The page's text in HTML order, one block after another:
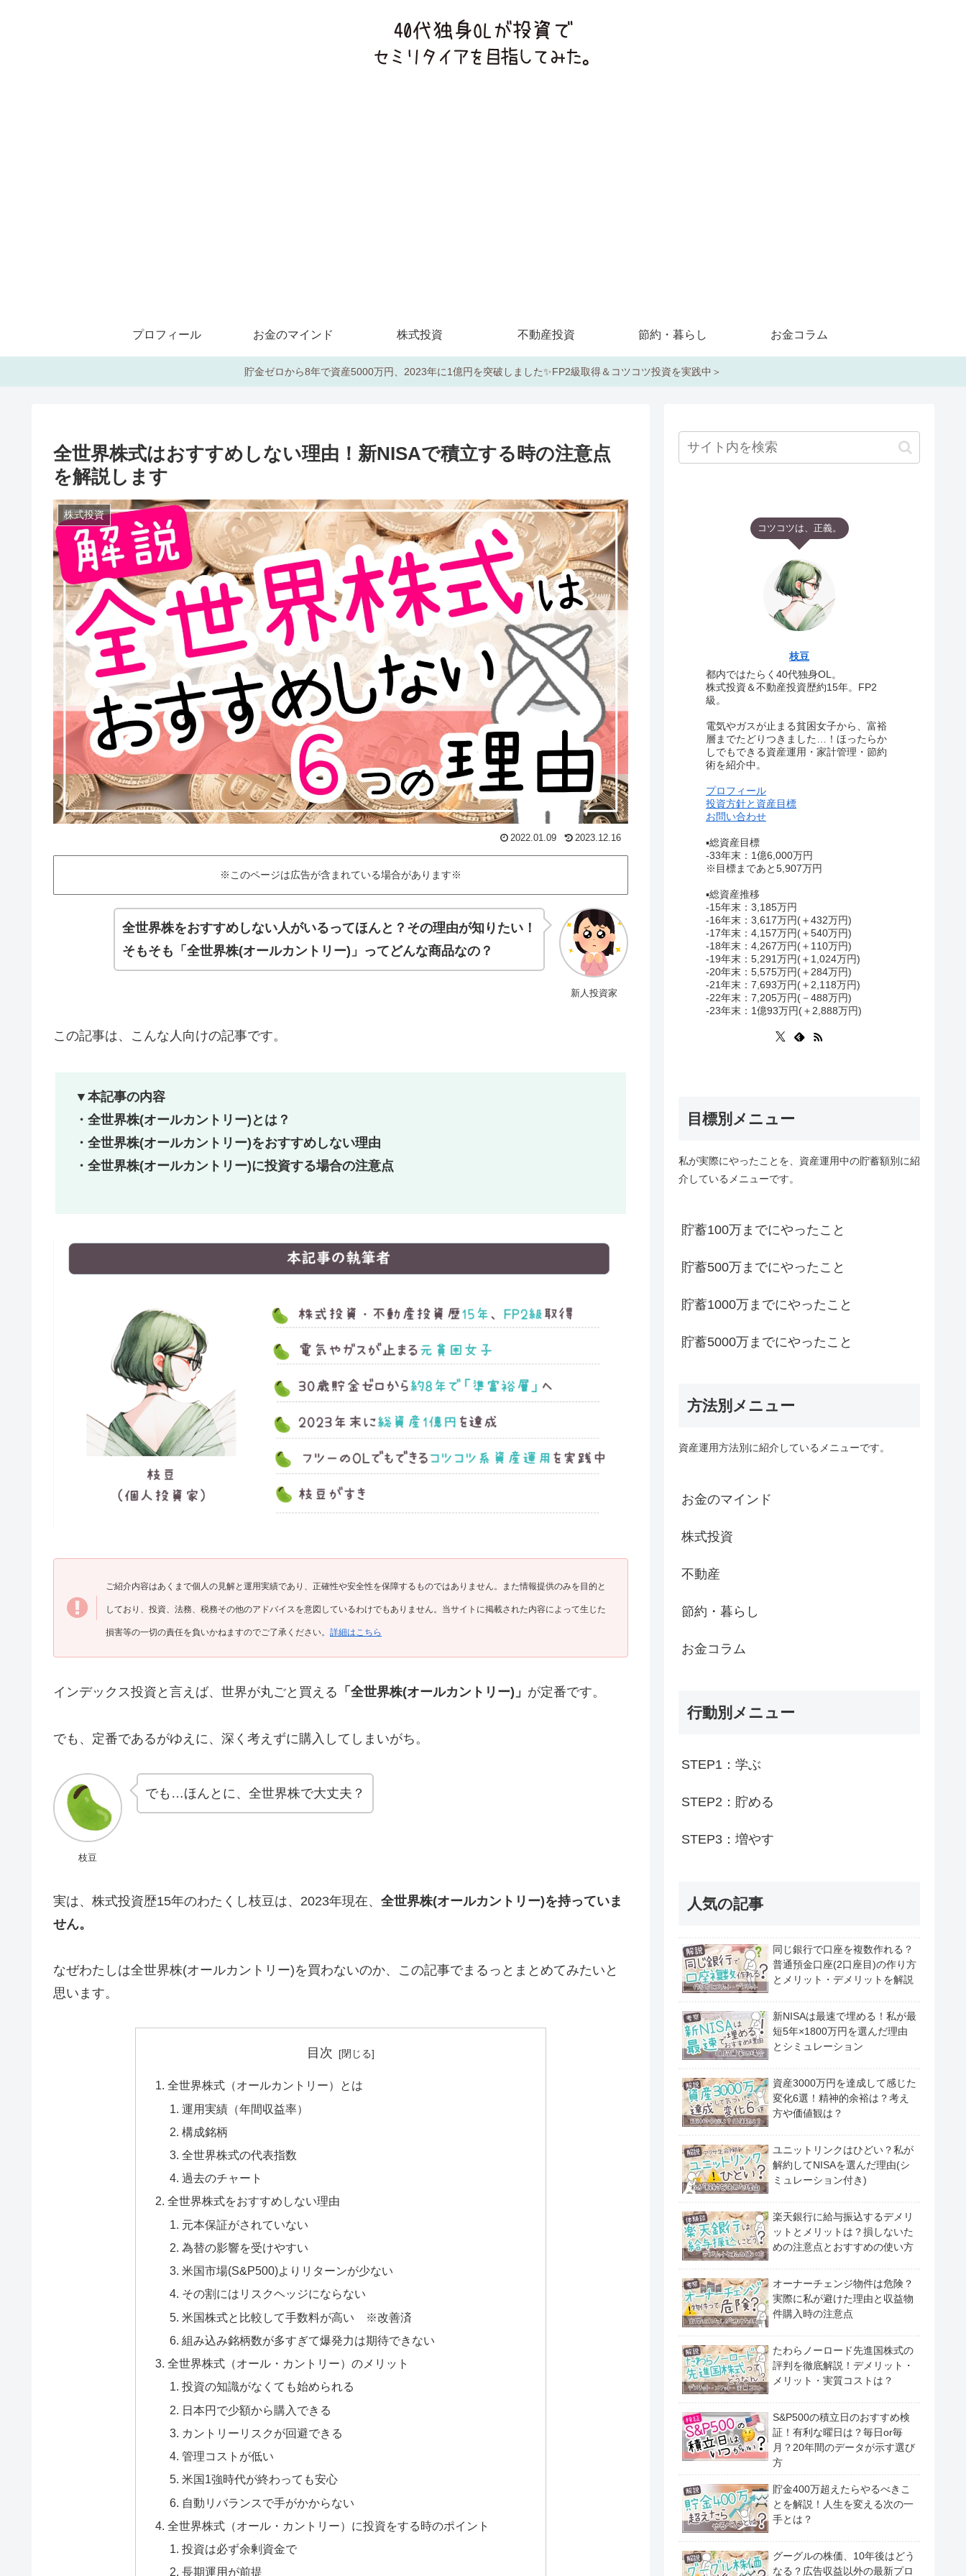
プロフィール お金のマインド 株式投資 不動産投資 節約・暮らし お金コラム
貯金ゼロから8年で資産5000万円、2023年に1億円を突破しました✨FP2級取得＆コツコツ投資を実践中＞
全世界株式はおすすめしない理由！新NISAで積立する時の注意点
を解説します
株式投資
2022.01.09 2023.12.16
※このページは広告が含まれている場合があります※
新人投資家
全世界株をおすすめしない人がいるってほんと？その理由が知りたい！
そもそも「全世界株(オールカントリー)」ってどんな商品なの？
この記事は、こんな人向けの記事です。
▼本記事の内容
・全世界株(オールカントリー)とは？
・全世界株(オールカントリー)をおすすめしない理由
・全世界株(オールカントリー)に投資する場合の注意点
ご紹介内容はあくまで個人の見解と運用実績であり、正確性や安全性を保障するものではありません。また情報提供のみを目的と
しており、投資、法務、税務その他のアドバイスを意図しているわけでもありません。当サイトに掲載された内容によって生じた
損害等の一切の責任を負いかねますのでご了承ください。 詳細はこちら
インデックス投資と言えば、世界が丸ごと買える 「全世界株(オールカントリー)」 が定番です。
でも、定番であるがゆえに、深く考えずに購入してしまいがち。
枝豆
でも…ほんとに、全世界株で大丈夫？
実は、株式投資歴15年のわたくし枝豆は、2023年現在、 全世界株(オールカントリー)を持っていま
せん。
なぜわたしは全世界株(オールカントリー)を買わないのか、この記事でまるっとまとめてみたいと
思います。
目次
全世界株式（オールカントリー）とは
運用実績（年間収益率）
構成銘柄
全世界株式の代表指数
過去のチャート
全世界株式をおすすめしない理由
元本保証がされていない
為替の影響を受けやすい
米国市場(S&P500)よりリターンが少ない
その割にはリスクヘッジにならない
米国株式と比較して手数料が高い ※改善済
組み込み銘柄数が多すぎて爆発力は期待できない
全世界株式（オール・カントリー）のメリット
投資の知識がなくても始められる
日本円で少額から購入できる
カントリーリスクが回避できる
管理コストが低い
米国1強時代が終わっても安心
自動リバランスで手がかからない
全世界株式（オール・カントリー）に投資をする時のポイント
投資は必ず余剰資金で
長期運用が前提
コツコツは、正義。
枝豆
都内ではたらく40代独身OL。
株式投資＆不動産投資歴約15年。FP2
級。
電気やガスが止まる貧困女子から、富裕
層までたどりつきました…！ほったらか
しでもできる資産運用・家計管理・節約
術を紹介中。
プロフィール
投資方針と資産目標
お問い合わせ
▪総資産目標
-33年末：1億6,000万円
※目標まであと5,907万円
▪総資産推移
-15年末：3,185万円
-16年末：3,617万円(＋432万円)
-17年末：4,157万円(＋540万円)
-18年末：4,267万円(＋110万円)
-19年末：5,291万円(＋1,024万円)
-20年末：5,575万円(＋284万円)
-21年末：7,693万円(＋2,118万円)
-22年末：7,205万円(－488万円)
-23年末：1億93万円(＋2,888万円)
目標別メニュー
私が実際にやったことを、資産運用中の貯蓄額別に紹
介しているメニューです。
貯蓄100万までにやったこと
貯蓄500万までにやったこと
貯蓄1000万までにやったこと
貯蓄5000万までにやったこと
方法別メニュー
資産運用方法別に紹介しているメニューです。
お金のマインド
株式投資
不動産
節約・暮らし
お金コラム
行動別メニュー
STEP1：学ぶ
STEP2：貯める
STEP3：増やす
人気の記事
同じ銀行で口座を複数作れる？
普通預金口座(2口座目)の作り方
とメリット・デメリットを解説
新NISAは最速で埋める！私が最
短5年×1800万円を選んだ理由
とシミュレーション
資産3000万円を達成して感じた
変化6選！精神的余裕は？考え
方や価値観は？
ユニットリンクはひどい？私が
解約してNISAを選んだ理由(シ
ミュレーション付き)
楽天銀行に給与振込するデメリ
ットとメリットは？損しないた
めの注意点とおすすめの使い方
オーナーチェンジ物件は危険？
実際に私が避けた理由と収益物
件購入時の注意点
たわらノーロード先進国株式の
評判を徹底解説！デメリット・
メリット・実質コストは？
S&P500の積立日のおすすめ検
証！有利な曜日は？毎日or毎
月？20年間のデータが示す選び
方
貯金400万超えたらやるべきこ
とを解説！人生を変える次の一
手とは？
グーグルの株価、10年後はどう
なる？広告収益以外の最新プロ